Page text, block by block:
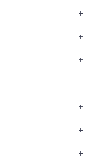
+
+
+
+
+
+